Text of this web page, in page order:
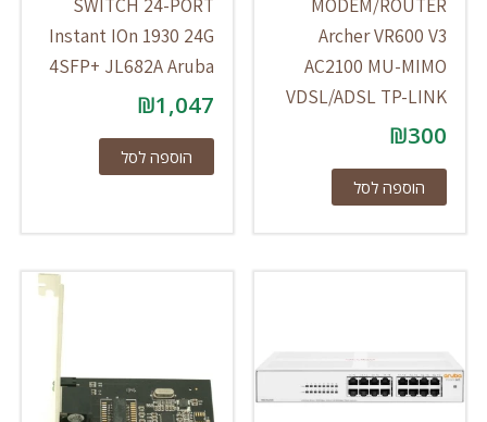
Archer VR600 V3
AC2100 MU-MIMO
VDSL/ADSL TP-LINK
₪300
הוספה לסל
Instant IOn 1930 24G
4SFP+ JL682A Aruba
₪1,047
הוספה לסל